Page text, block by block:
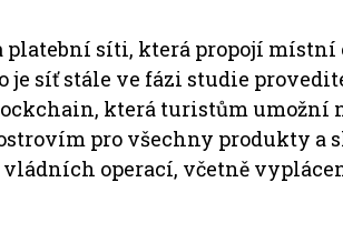
platební síti, která propojí
je síť stále ve fázi studie
která turistům umožní
pro všechny produkty a
operací, včetně